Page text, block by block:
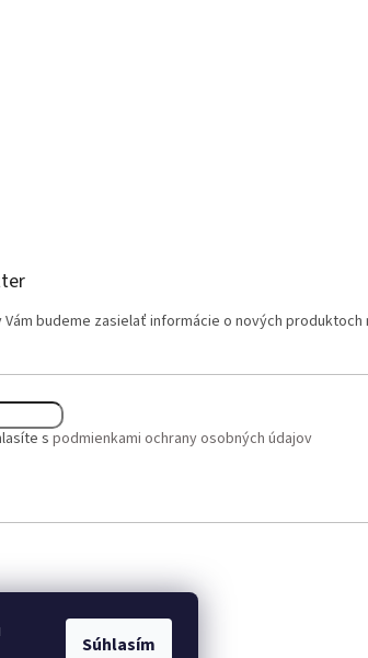
Súhlasím
Vám budeme zasielať informácie o nových produktoch
spodmienkami ochrany osobných údajov